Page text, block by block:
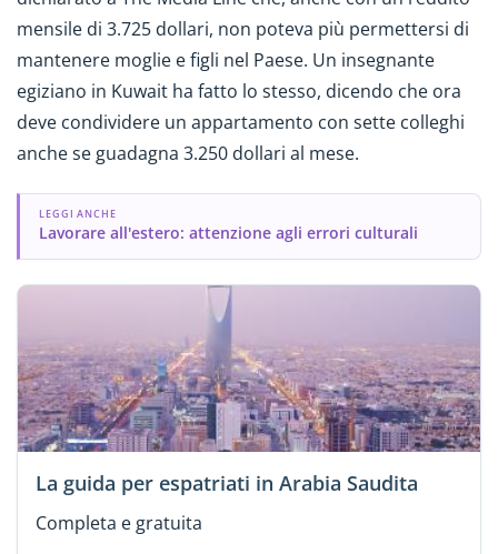
mensile di 3.725 dollari, non poteva più permettersi di
mantenere moglie e figli nel Paese. Un insegnante
egiziano in Kuwait ha fatto lo stesso, dicendo che ora
deve condividere un appartamento con sette colleghi
anche se guadagna 3.250 dollari al mese.
LEGGI ANCHE
Lavorare all'estero: attenzione agli errori culturali
La guida per espatriati in Arabia Saudita
Completa e gratuita